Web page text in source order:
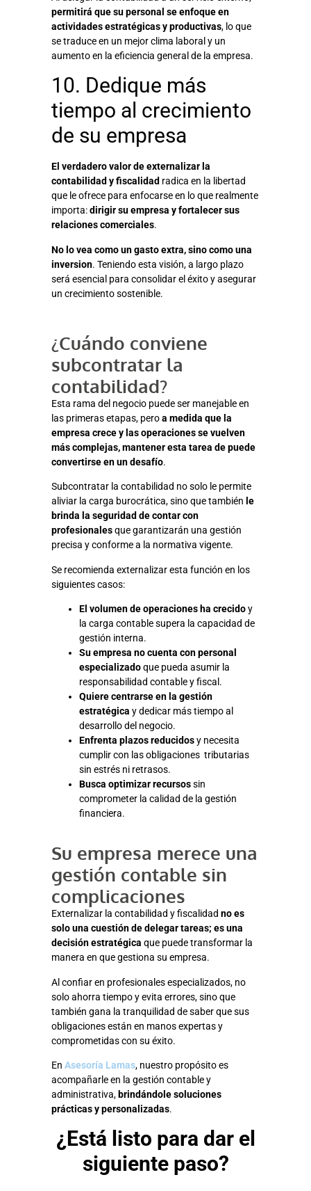
permitirá que su personal se enfoque en
actividades estratégicas y productivas, lo que
se traduce en un mejor clima laboral y un
aumento en la eficiencia general de la empresa.
10. Dedique más
tiempo al crecimiento
de su empresa
El verdadero valor de externalizar la
contabilidad y fiscalidad radica en la libertad
que le ofrece para enfocarse en lo que realmente
importa:dirigir su empresa y fortalecer sus
relaciones comerciales.
No lo vea como un gasto extra, sino como una
inversion. Teniendo esta visión, a largo plazo
será esencial para consolidar el éxito y asegurar
un crecimiento sostenible.
¿Cuándo conviene
subcontratar la
contabilidad?
Esta rama del negocio puede ser manejable en
las primeras etapas, peroa medida que la
empresa crece y las operaciones se vuelven
más complejas, mantener esta tarea de puede
convertirse en un desafío.
Subcontratar la contabilidad no solo le permite
aliviar la carga burocrática, sino que también le
brinda la seguridad de contar con
profesionalesque garantizarán una gestión
precisa y conforme a la normativa vigente.
Se recomienda externalizar esta función en los
siguientes casos:
El volumen de operaciones ha crecidoy
la carga contable supera la capacidad de
gestión interna.
Su empresa no cuenta con personal
especializadoque pueda asumir la
responsabilidad contable y fiscal.
Quiere centrarse en la gestión
estratégica y dedicar más tiempo al
desarrollo del negocio.
Enfrenta plazos reducidosy necesita
cumplir con las obligaciones tributarias
sin estrés ni retrasos.
Busca optimizar recursossin
comprometer la calidad de la gestión
financiera.
Su empresa merece una
gestión contable sin
complicaciones
Externalizar la contabilidad y fiscalidad no es
solo una cuestión de delegar tareas; es una
decisión estratégica que puede transformar la
manera en que gestiona su empresa.
Al confiar en profesionales especializados, no
solo ahorra tiempo y evita errores, sino que
también gana la tranquilidad de saber que sus
obligaciones están en manos expertas y
comprometidas con su éxito.
En Asesoría Lamas, nuestro propósito es
acompañarle en la gestión contable y
administrativa, brindándole soluciones
prácticas y personalizadas.
¿Está listo para dar el
siguiente paso?